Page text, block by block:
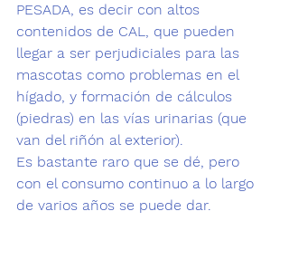
PESADA, es decir con altos
contenidos de CAL, que pueden
llegar a ser perjudiciales para las
mascotas como problemas en el
hígado, y formación de cálculos
(piedras) en las vías urinarias (que
van del riñón al exterior).
Es bastante raro que se dé, pero
con el consumo continuo a lo largo
de varios años se puede dar.